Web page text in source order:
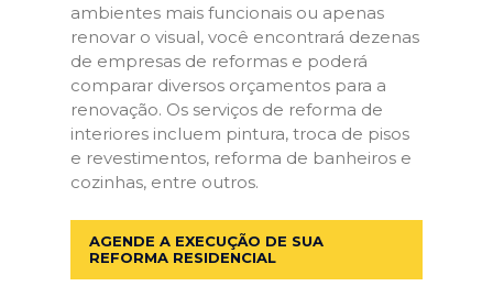
ambientes mais funcionais ou apenas
renovar o visual, você encontrará dezenas
de empresas de reformas e poderá
comparar diversos orçamentos para a
renovação. Os serviços de reforma de
interiores incluem pintura, troca de pisos
e revestimentos, reforma de banheiros e
cozinhas, entre outros.
AGENDE A EXECUÇÃO DE SUA
REFORMA RESIDENCIAL